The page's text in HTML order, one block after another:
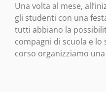
Una volta al mese,
gli studenti con una
tutti abbiano la
compagni di scuola e lo
corso organizziamo